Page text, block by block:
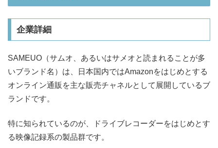
企業詳細
SAMEUO（サムオ、あるいはサメオと読まれることが多
いブランド名）は、日本国内ではAmazonをはじめとする
オンライン通販を主な販売チャネルとして展開しているブ
ランドです。
特に知られているのが、ドライブレコーダーをはじめとす
る映像記録系の製品群です。